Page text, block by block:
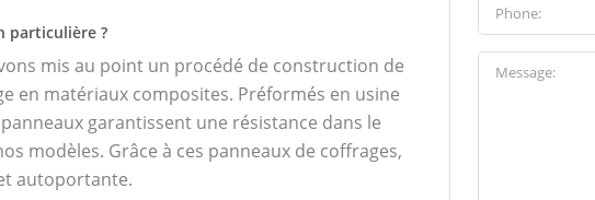
particulière ?
mis au point un procédé de construction de
en matériaux composites. Préformés en usine
garantissent une résistance dans le
modèles. Grâce à ces panneaux de coffrages,
autoportante.